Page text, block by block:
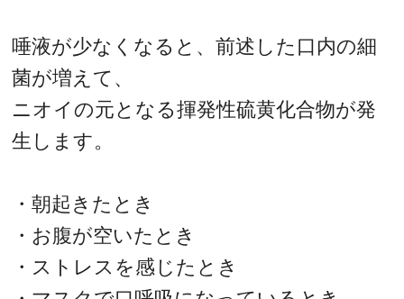
唾液が少なくなると、前述した口内の細
菌が増えて、
ニオイの元となる揮発性硫黄化合物が発
生します。
・朝起きたとき
・お腹が空いたとき
・ストレスを感じたとき